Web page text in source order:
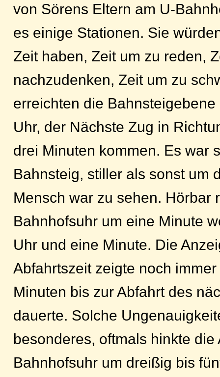
von Sörens Eltern am U-
es einige Stationen. Sie
Zeit haben, Zeit um zu reden,
nachzudenken, Zeit um zu
erreichten die
Uhr, der Nächste Zug in
drei Minuten kommen. Es war
Bahnsteig, stiller als sonst um
Mensch war zu sehen. Hörbar
Bahnhofsuhr um eine Minute
Uhr und eine Minute. Die
Abfahrtszeit zeigte noch
Minuten bis zur Abfahrt des
dauerte. Solche
besonderes, oftmals hinkte die
Bahnhofsuhr um dreißig bis